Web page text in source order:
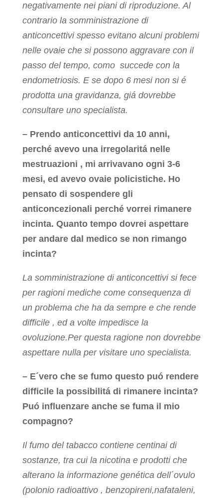
negativamente nei piani di riproduzione. Al
contrario la somministrazione di
anticoncettivi spesso evitano alcuni problemi
nelle ovaie che si possono aggravare con il
passo del tempo, como succede con la
endometriosis. E se dopo 6 mesi non si é
prodotta una gravidanza, giá dovrebbe
consultare uno specialista.
– Prendo anticoncettivi da 10 anni,
perché avevo una irregolaritá nelle
mestruazioni , mi arrivavano ogni 3-6
mesi, ed avevo ovaie policistiche. Ho
pensato di sospendere gli
anticoncezionali perché vorrei rimanere
incinta. Quanto tempo dovrei aspettare
per andare dal medico se non rimango
incinta?
La somministrazione di anticoncettivi si fece
per ragioni mediche come consequenza di
un problema che ha da sempre e che rende
difficile , ed a volte impedisce la
ovoluzione.Per questa ragione non dovrebbe
aspettare nulla per visitare uno specialista.
– E´vero che se fumo questo puó rendere
difficile la possibilitá di rimanere incinta?
Puó influenzare anche se fuma il mio
compagno?
Il fumo del tabacco contiene centinai di
sostanze, tra cui la nicotina e prodotti che
alterano la informazione genética dell´ovulo
(polonio radioattivo , benzopireni,nafataleni,